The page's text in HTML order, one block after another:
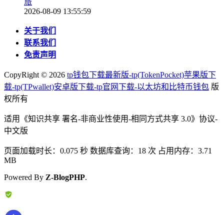
旅
2026-08-09 13:55:59
关于我们
联系我们
免责声明
CopyRight © 2026 tp钱包下载最新版-tp(TokenPocket)苹果版下
载-tp(TPwallet)安卓版下载-tp官网下载-以太坊和比特币钱包 版
权所有
适用《知识共享 署名-非商业性使用-相同方式共享 3.0》协议-
中文版
页面加载时长：0.075 秒 数据库查询：18 次 占用内存：3.71
MB
Powered By Z-BlogPHP.